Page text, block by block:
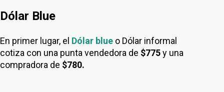
Dólar Blue
En primer lugar, el Dólar blue o Dólar informal
cotiza con una punta vendedora de $775y una
compradora de $780.